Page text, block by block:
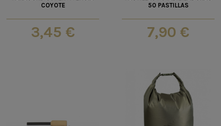
COYOTE
3,45 €
50 PASTILLAS
7,90 €